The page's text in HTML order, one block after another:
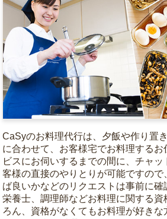
CaSyのお料理代行は、夕飯や作り置
に合わせて、お客様宅でお料理する
ビスにお伺いするまでの間に、チャ
客様の直接のやりとりが可能ですの
ば良いかなどのリクエストは事前に確
栄養士、調理師などお料理に関する資
ろん、資格がなくてもお料理が好きな